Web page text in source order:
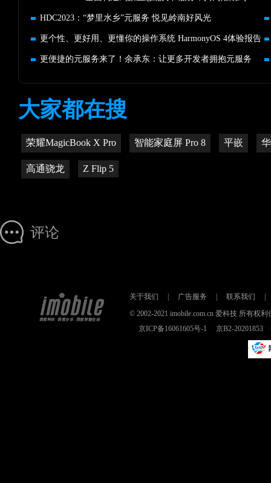
HDC2023：“梦里水乡”元服务 悦见岭南好风光
更个性、更好用、更懂你的操作系统 HarmonyOS 4体验报告
更便捷的元服务来了！余承东：让更多开发者拥抱元服务
大家都在搜
荣耀MagicBook X Pro 智能家庭屏 Pro 8 平嵌
高通骁龙 Z Flip 5
评论
关于我们 广告服务 联系我们
© 2002-2021 imobile.com.cn 爱科技 所有权
京ICP备16061605号-1
京B2-20201853